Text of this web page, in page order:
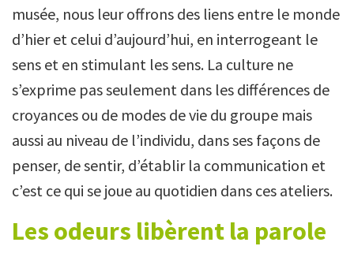
musée, nous leur offrons des liens entre le monde
d’hier et celui d’aujourd’hui, en interrogeant le
sens et en stimulant les sens. La culture ne
s’exprime pas seulement dans les différences de
croyances ou de modes de vie du groupe mais
aussi au niveau de l’individu, dans ses façons de
penser, de sentir, d’établir la communication et
c’est ce qui se joue au quotidien dans ces ateliers.
Les odeurs libèrent la parole